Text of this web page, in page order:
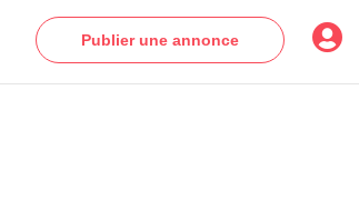
Publier une annonce